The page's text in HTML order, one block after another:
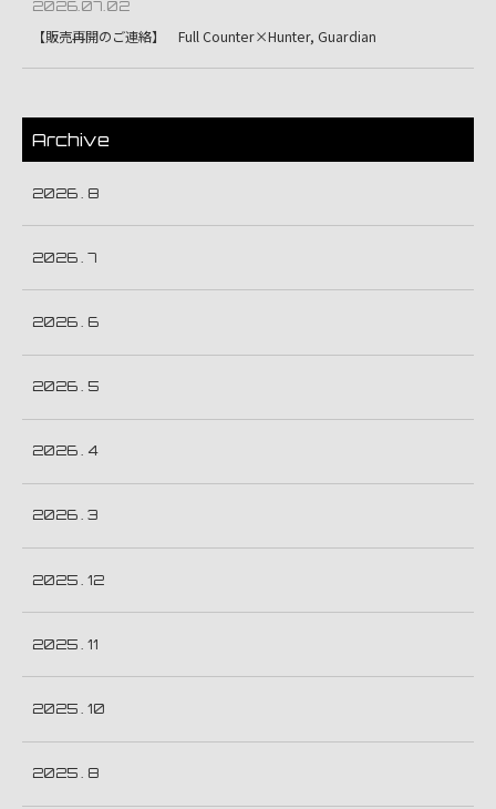
2026.07.02
【販売再開のご連絡】 Full Counter×Hunter, Guardian
Archive
2026 . 8
2026 . 7
2026 . 6
2026 . 5
2026 . 4
2026 . 3
2025 . 12
2025 . 11
2025 . 10
2025 . 8